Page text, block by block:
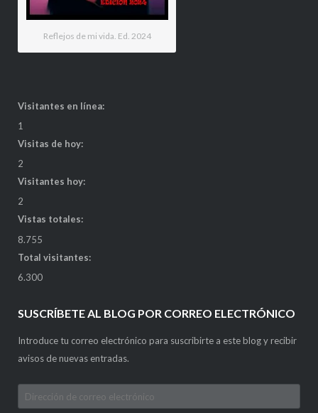
Reflejos de mi vida. Ed. 2024
Visitantes en línea:
1
Visitas de hoy:
2
Visitantes hoy:
2
Vistas totales:
8.755
Total visitantes:
6.300
SUSCRÍBETE AL BLOG POR CORREO ELECTRÓNICO
Introduce tu correo electrónico para suscribirte a este blog y recibir
avisos de nuevas entradas.
Dirección
de